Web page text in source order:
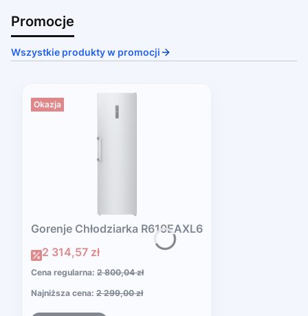
Promocje
Wszystkie produkty w promocji
Okazja
Gorenje Chłodziarka R619EAXL6
Cena promocyjna
2 314,57 zł
Cena regularna: 2 800,04 zł
Najniższa cena: 2 299,00 zł